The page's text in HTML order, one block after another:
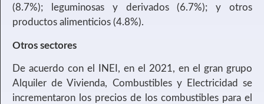
(8.7%); leguminosas y derivados (6.7%); y otros
productos alimenticios (4.8%).
Otros sectores
De acuerdo con el INEI, en el 2021, en el gran grupo
Alquiler de Vivienda, Combustibles y Electricidad se
incrementaron los precios de los combustibles para el